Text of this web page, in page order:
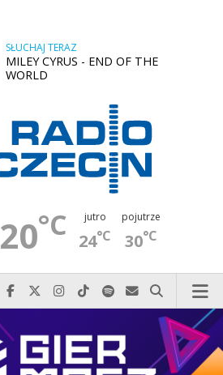
SŁUCHAJ TERAZ
MILEY CYRUS - END OF THE
WORLD
20°C jutro
24°C
pojutrze
30°C
Najlepiej po prostu do nas zadzwoń
Odwiedź nas na Facebook-u
Odwiedź nas na X
Odwiedź nas na Instagram-ie
Odwiedź nas na TikTok-u
Szukaj nas na Spotify
Wyślij do nas
Szukaj